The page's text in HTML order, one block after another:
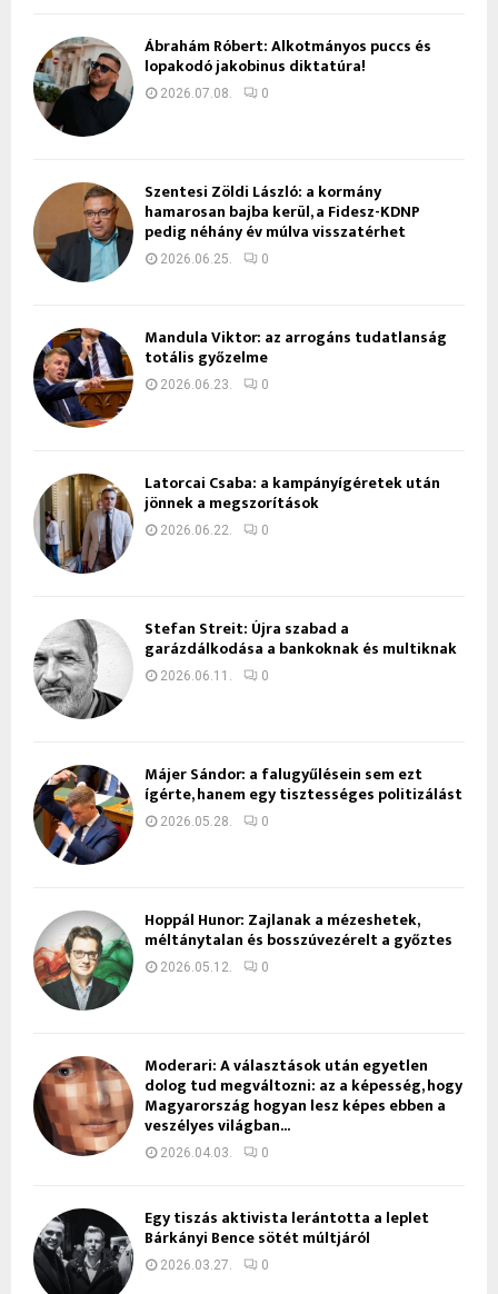
Ábrahám Róbert: Alkotmányos puccs és
lopakodó jakobinus diktatúra!
2026.07.08. 0
Szentesi Zöldi László: a kormány
hamarosan bajba kerül, a Fidesz-KDNP
pedig néhány év múlva visszatérhet
2026.06.25. 0
Mandula Viktor: az arrogáns tudatlanság
totális győzelme
2026.06.23. 0
Latorcai Csaba: a kampányígéretek után
jönnek a megszorítások
2026.06.22. 0
Stefan Streit: Újra szabad a
garázdálkodása a bankoknak és multiknak
2026.06.11. 0
Májer Sándor: a falugyűlésein sem ezt
ígérte, hanem egy tisztességes politizálást
2026.05.28. 0
Hoppál Hunor: Zajlanak a mézeshetek,
méltánytalan és bosszúvezérelt a győztes
2026.05.12. 0
Moderari: A választások után egyetlen
dolog tud megváltozni: az a képesség, hogy
Magyarország hogyan lesz képes ebben a
veszélyes világban...
2026.04.03. 0
Egy tiszás aktivista lerántotta a leplet
Bárkányi Bence sötét múltjáról
2026.03.27. 0